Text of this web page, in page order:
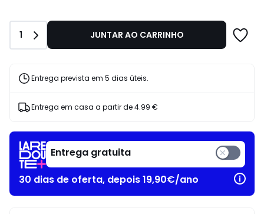
32.99
€
de
desconto
Quantidade
1 JUNTAR AO CARRINHO
Entrega prevista em 5 dias úteis.
Entrega em casa a partir de4.99 €
Entrega gratuita
30 dias de oferta, depois 19,90€/ano